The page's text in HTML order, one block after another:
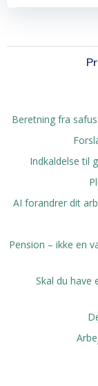
Beretning fra
Indkaldelse til
AI forandrer dit
Pension – ikke en
Skal du have